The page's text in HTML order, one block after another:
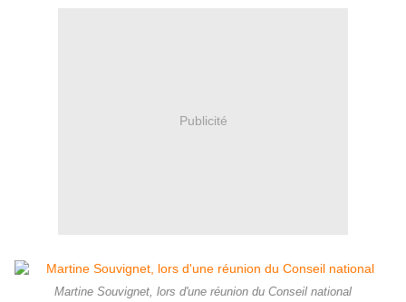
Publicité
Martine Souvignet, lors d'une réunion du Conseil national